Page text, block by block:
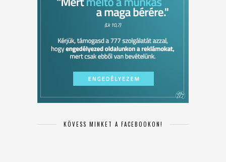
KÖVESS MINKET A FACEBOOKON!